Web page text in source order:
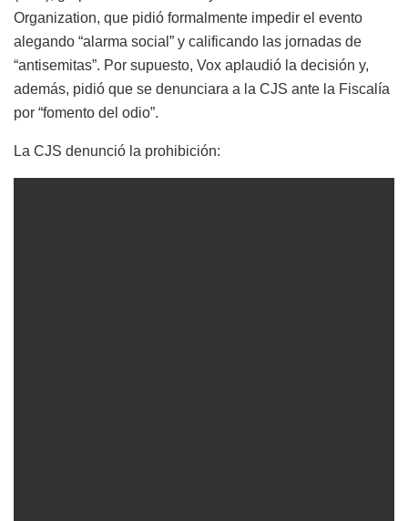
Organization, que pidió formalmente impedir el evento
alegando “alarma social” y calificando las jornadas de
“antisemitas”. Por supuesto, Vox aplaudió la decisión y,
además, pidió que se denunciara a la CJS ante la Fiscalía
por “fomento del odio”.
La CJS denunció la prohibición: